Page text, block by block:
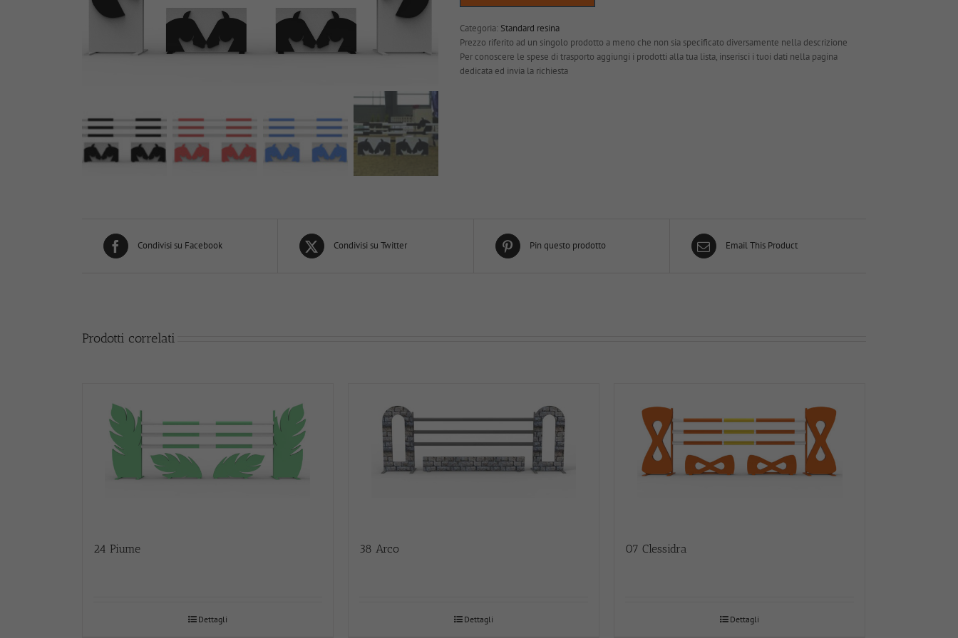
Categoria: Standard resina
Prezzo riferito ad un singolo prodotto a meno che non sia specificato diversamente nella descrizione
Per conoscere le spese di trasporto aggiungi i prodotti alla tua lista, inserisci i tuoi dati nella pagina
dedicata ed invia la richiesta
Condivisi su Facebook Condivisi su Twitter Pin questo prodotto Email This Product
Prodotti correlati
24 Piume
Dettagli
38 Arco
Dettagli
07 Clessidra
Dettagli